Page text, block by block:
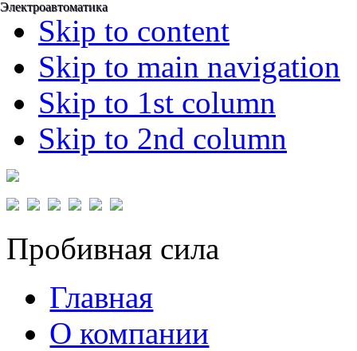
Skip to content
Skip to main navigation
Skip to 1st column
Skip to 2nd column
Электроавтоматика
Электроавтоматика
Пробивная сила
Главная
О компании